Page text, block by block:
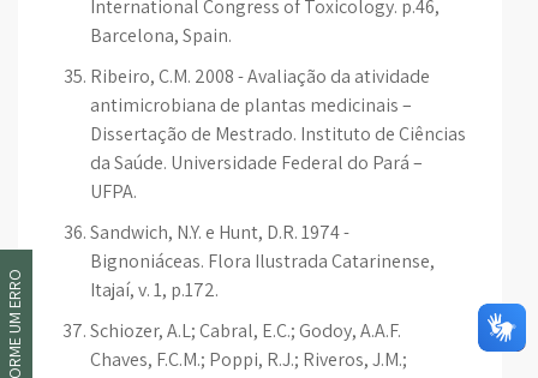
International Congress of Toxicology. p.46,
Barcelona, Spain.
Ribeiro, C.M. 2008 - Avaliação da atividade
antimicrobiana de plantas medicinais –
Dissertação de Mestrado. Instituto de Ciências
da Saúde. Universidade Federal do Pará –
UFPA.
Sandwich, N.Y. e Hunt, D.R. 1974 -
Bignoniáceas. Flora Ilustrada Catarinense,
Itajaí, v. 1, p.172.
Schiozer, A.L; Cabral, E.C.; Godoy, A.A.F.
Chaves, F.C.M.; Poppi, R.J.; Riveros, J.M.;
INFORME UM ERRO